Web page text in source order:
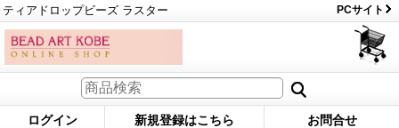
ティアドロップビーズ ラスター PCサイト
ログイン 新規登録はこちら お問合せ